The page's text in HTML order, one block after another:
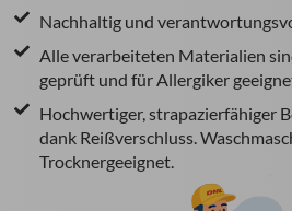
Nachhaltig und
Alle verarbeiteten Materialien
geprüft und für Allergiker
Hochwertiger, strapazierfähiger
dank Reißverschluss.
Trocknergeeignet.